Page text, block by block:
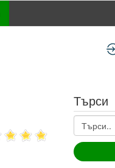
Търси